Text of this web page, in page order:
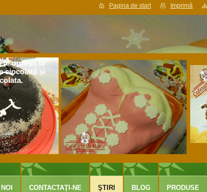
Pagina de start Imprimă
te opreşti la
ciocolată şi
CONTACTAŢI-NE ŞTIRI BLOG PRODUSE